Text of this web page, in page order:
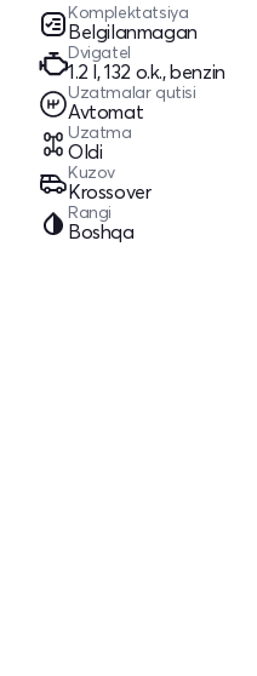
Komplektatsiya
Belgilanmagan
Dvigatel
1.2 l, 132 o.k., benzin
Uzatmalar qutisi
Avtomat
Uzatma
Oldi
Kuzov
Krossover
Rangi
Boshqa